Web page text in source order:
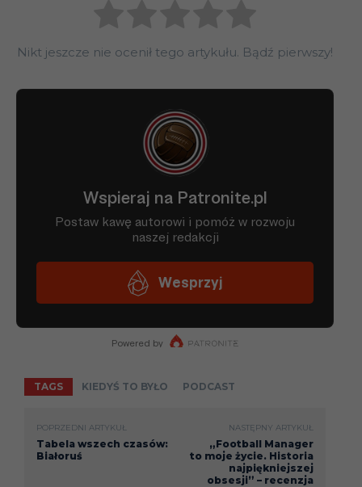
Nikt jeszcze nie ocenił tego artykułu. Bądź pierwszy!
TAGS KIEDYŚ TO BYŁO PODCAST
POPRZEDNI ARTYKUŁ
Tabela wszech czasów:
Białoruś
NASTĘPNY ARTYKUŁ
„Football Manager
to moje życie. Historia
najpiękniejszej
obsesji” – recenzja